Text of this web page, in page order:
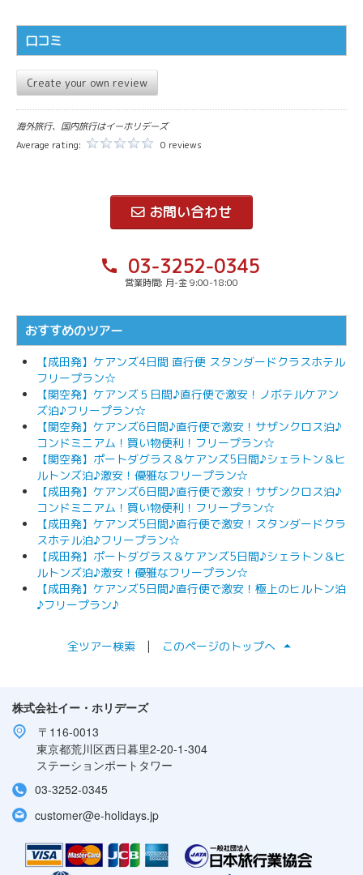
口コミ
Create your own review
海外旅行、国内旅行はイーホリデーズ
Average rating:
0 reviews
お問い合わせ
call 03-3252-0345
営業時間: 月-金 9:00-18:00
おすすめのツアー
【成田発】ケアンズ4日間 直行便 スタンダードクラスホテル
フリープラン☆
【関空発】ケアンズ５日間♪直行便で激安！ノボテルケアン
ズ泊♪フリープラン☆
【関空発】ケアンズ6日間♪直行便で激安！サザンクロス泊♪
コンドミニアム！買い物便利！フリープラン☆
【関空発】ポートダグラス＆ケアンズ5日間♪シェラトン＆ヒ
ルトンズ泊♪激安！優雅なフリープラン☆
【成田発】ケアンズ6日間♪直行便で激安！サザンクロス泊♪
コンドミニアム！買い物便利！フリープラン☆
【成田発】ケアンズ5日間♪直行便で激安！スタンダードクラ
スホテル泊♪フリープラン☆
【成田発】ポートダグラス＆ケアンズ5日間♪シェラトン＆ヒ
ルトンズ泊♪激安！優雅なフリープラン☆
【成田発】ケアンズ5日間♪直行便で激安！極上のヒルトン泊
♪フリープラン♪
全ツアー検索 | このページのトップへ arrow_drop_up
株式会社イー・ホリデーズ
〒116-0013
東京都荒川区西日暮里2-20-1-304
ステーションポートタワー
03-3252-0345
customer@e-holidays.jp